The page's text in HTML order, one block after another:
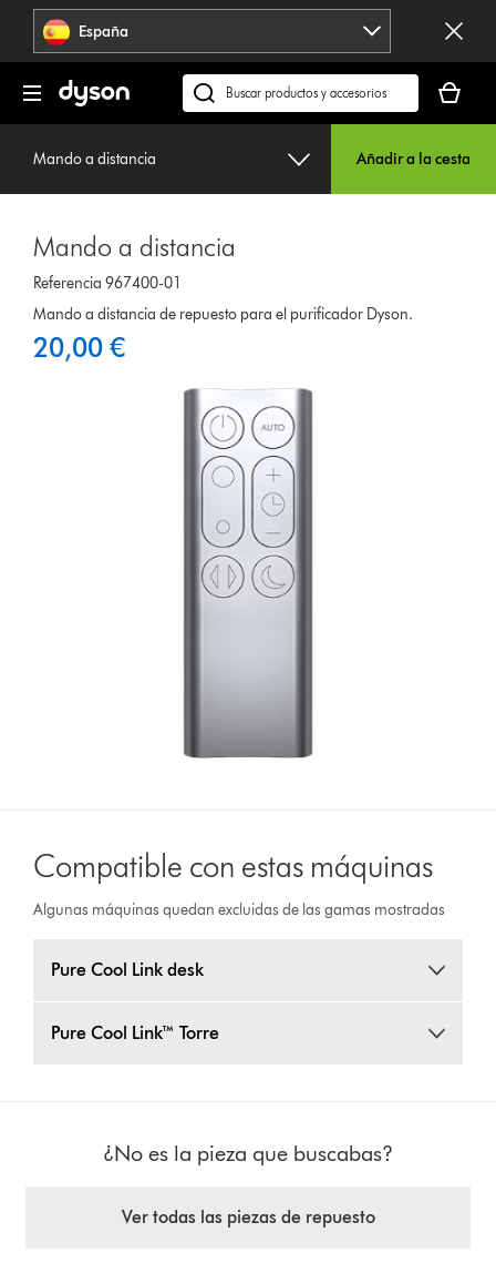
Omitir
navegación España
Buscar
en
cesta
está
Mando a distancia Añadir a la cesta
Mando a distancia
Referencia 967400-01
Mando a distancia de repuesto para el purificador Dyson.
20,00 €
Compatible con estas máquinas
Algunas máquinas quedan excluidas de las gamas mostradas
Pure Cool Link desk
Pure Cool Link™ Torre
¿No es la pieza que buscabas?
Ver todas las piezas de repuesto